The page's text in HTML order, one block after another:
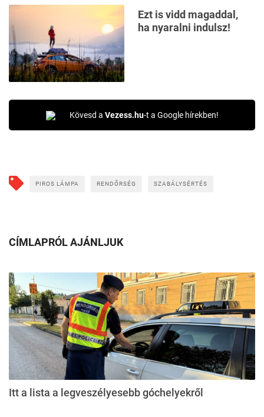
Ezt is vidd magaddal,
ha nyaralni indulsz!
Kövesd a Vezess.hu-t a Google hírekben!
PIROS LÁMPA RENDŐRSÉG SZABÁLYSÉRTÉS
CÍMLAPRÓL AJÁNLJUK
Itt a lista a legveszélyesebb góchelyekről